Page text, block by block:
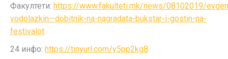
Факултети: https://www.fakulteti.mk/news/08102019/
vodolazkin—dobitnik-na-nagradata-bukstar-i-gostin-na-
festivalot
24 инфо: https://tinyurl.com/y5pp2kg8